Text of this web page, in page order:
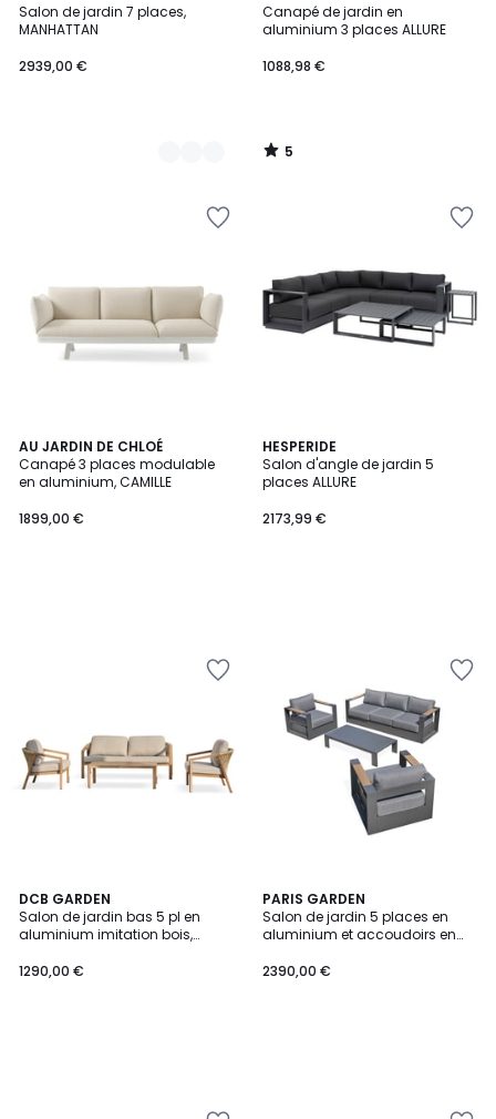
Salon de jardin 7 places,
MANHATTAN
2939,00 €
Couleurs
Canapé de jardin en
aluminium 3 places ALLURE
1088,98 €
/
5
5
/
AU JARDIN DE CHLOÉ
Canapé 3 places modulable
en aluminium, CAMILLE
1899,00 €
HESPERIDE
Salon d'angle de jardin 5
places ALLURE
2173,99 €
DCB GARDEN
Salon de jardin bas 5 pl en
aluminium imitation bois,
1290,00 €
PARIS GARDEN
Salon de jardin 5 places en
aluminium et accoudoirs en
2390,00 €